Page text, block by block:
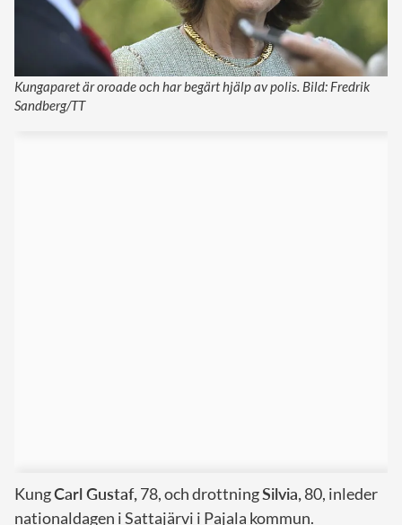
Kungaparet är oroade och har begärt hjälp av polis. Bild: Fredrik
Sandberg/TT
KungCarl Gustaf, 78, och drottningSilvia, 80, inleder
nationaldagen i Sattajärvi i Pajala kommun.